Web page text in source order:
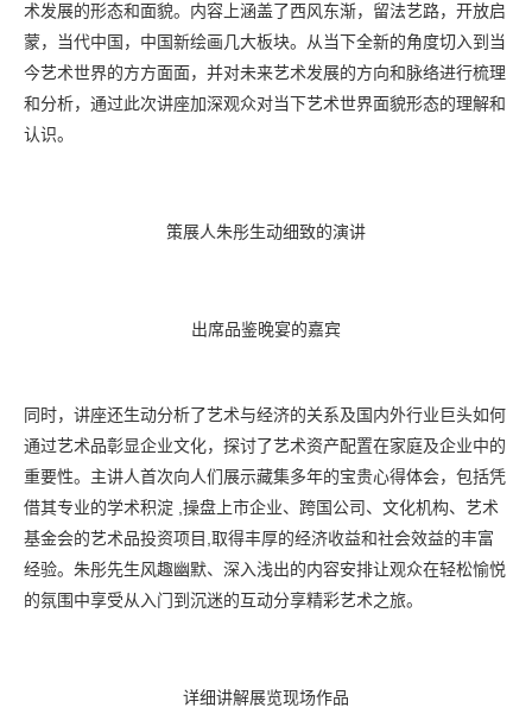
术发展的形态和面貌。内容上涵盖了西风东渐，留法艺路，开放启
蒙，当代中国，中国新绘画几大板块。从当下全新的角度切入到当
今艺术世界的方方面面，并对未来艺术发展的方向和脉络进行梳理
和分析，通过此次讲座加深观众对当下艺术世界面貌形态的理解和
认识。
策展人朱彤生动细致的演讲
出席品鉴晚宴的嘉宾
同时，讲座还生动分析了艺术与经济的关系及国内外行业巨头如何
通过艺术品彰显企业文化，探讨了艺术资产配置在家庭及企业中的
重要性。主讲人首次向人们展示藏集多年的宝贵心得体会，包括凭
借其专业的学术积淀 ,操盘上市企业、跨国公司、文化机构、艺术
基金会的艺术品投资项目,取得丰厚的经济收益和社会效益的丰富
经验。朱彤先生风趣幽默、深入浅出的内容安排让观众在轻松愉悦
的氛围中享受从入门到沉迷的互动分享精彩艺术之旅。
详细讲解展览现场作品